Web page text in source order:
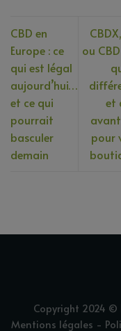
CBD en
Europe : ce
qui est légal
aujourd’hui…
et ce qui
pourrait
basculer
demain
ou
et
pour
Copyright 2024 ©
Mentions légales -